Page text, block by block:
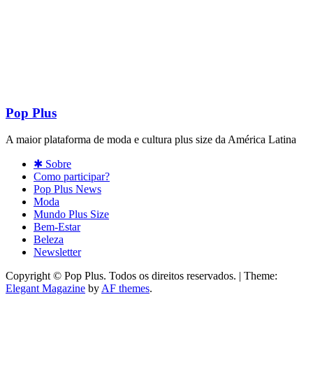
Pop Plus
A maior plataforma de moda e cultura plus size da América Latina
✱ Sobre
Como participar?
Pop Plus News
Moda
Mundo Plus Size
Bem-Estar
Beleza
Newsletter
Copyright © Pop Plus. Todos os direitos reservados. | Theme:
Elegant Magazine by AF themes.